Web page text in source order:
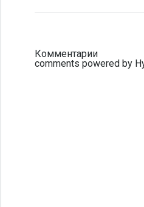
Комментарии
comments powered by